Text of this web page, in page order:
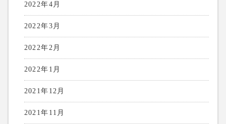
2022年4月
2022年3月
2022年2月
2022年1月
2021年12月
2021年11月